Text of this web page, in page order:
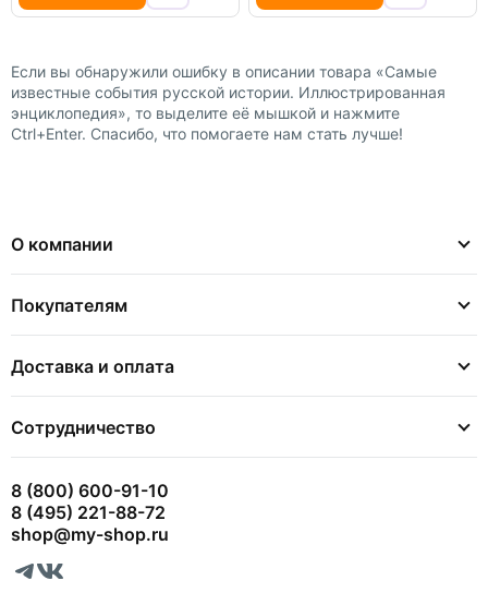
Если вы обнаружили ошибку в описании товара «Самые
известные события русской истории. Иллюстрированная
энциклопедия», то выделите её мышкой и нажмите
Ctrl+Enter. Спасибо, что помогаете нам стать лучше!
О компании
Покупателям
Доставка и оплата
Сотрудничество
8 (800) 600-91-10
8 (495) 221-88-72
shop@my-shop.ru